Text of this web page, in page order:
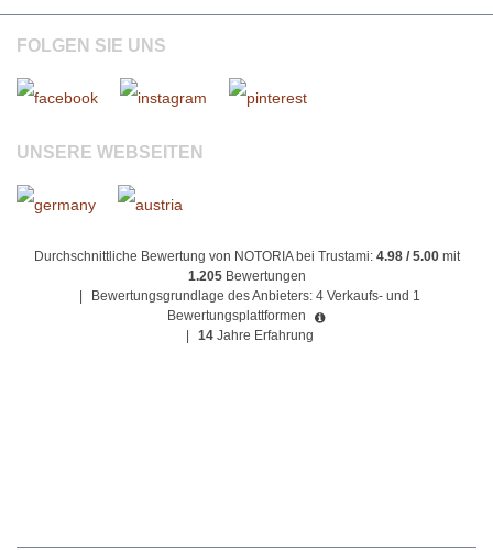
FOLGEN SIE UNS
UNSERE WEBSEITEN
Durchschnittliche Bewertung von NOTORIA bei Trustami: 4.98 / 5.00mit
1.205 Bewertungen
Bewertungsgrundlage des Anbieters: 4 Verkaufs- und 1
Bewertungsplattformen
14 Jahre Erfahrung